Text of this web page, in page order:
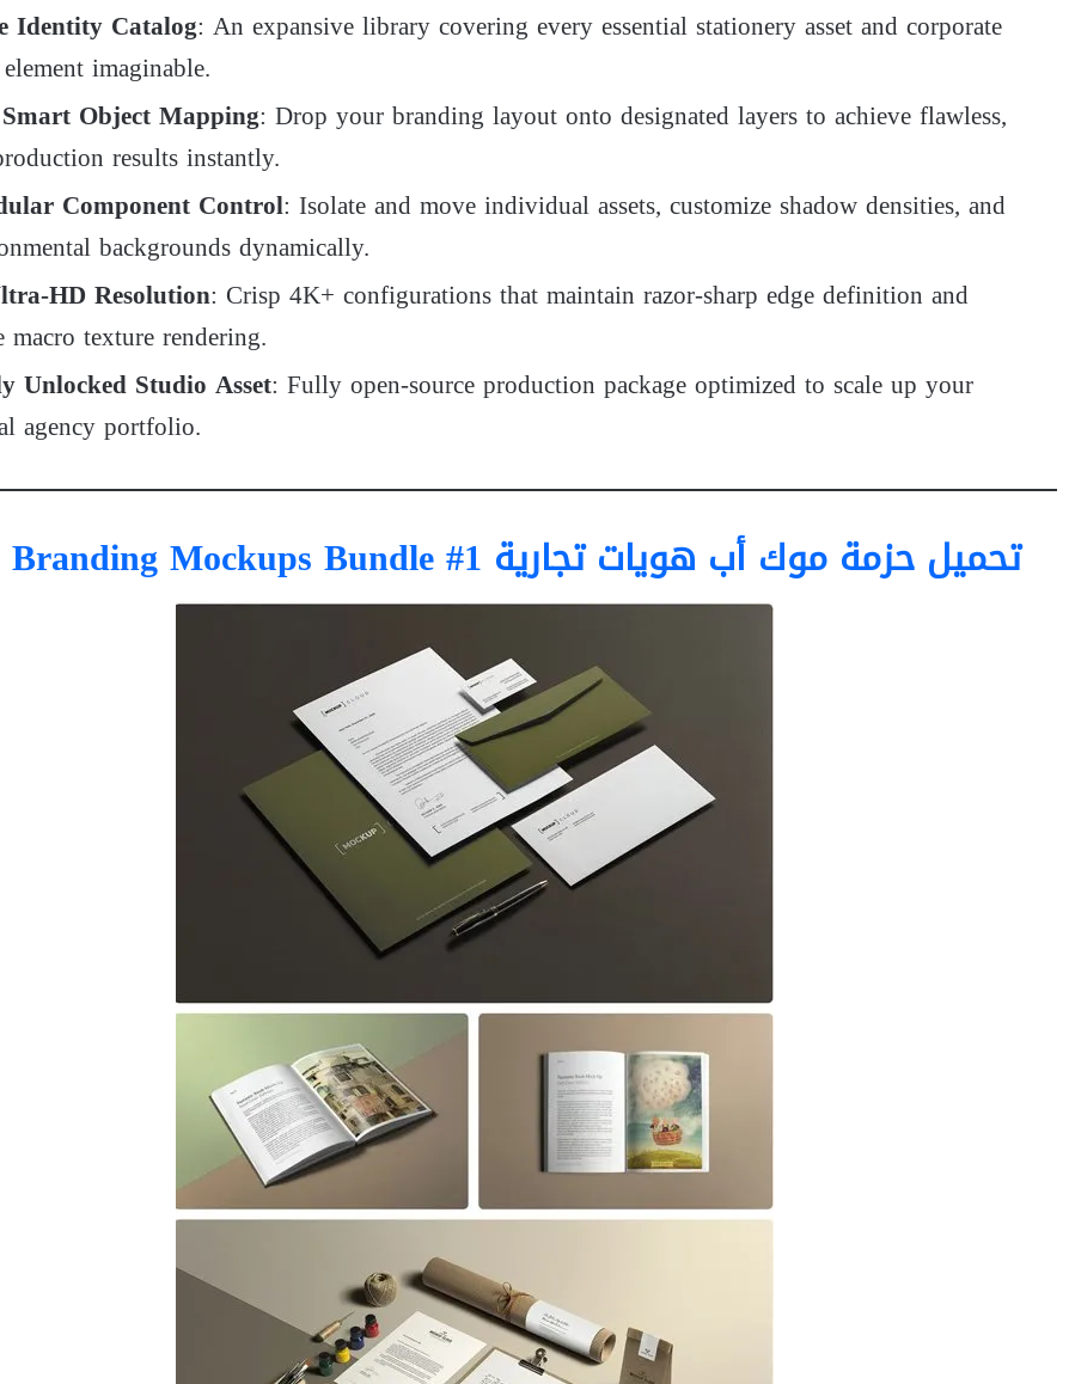
Identity Catalog: An expansive library covering every essential stationery asset and corporate
imaginable.
Object Mapping: Drop your branding layout onto designated layers to achieve flawless,
results instantly.
Component Control: Isolate and move individual assets, customize shadow densities, and
backgrounds dynamically.
HD Resolution: Crisp4K+ configurations that maintain razor-sharp edge definition and
macro texture rendering.
Unlocked Studio Asset: Fully open-source production package optimized to scale up your
agency portfolio.
تحميل حزمة موك أب هويات تجارية Branding Mockups Bundle #1 مجاناً